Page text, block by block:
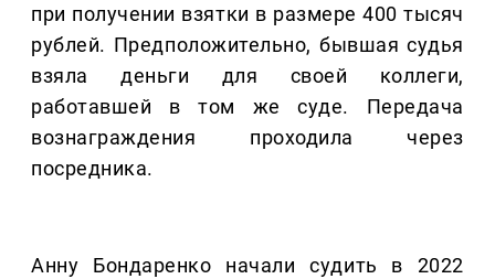
при получении взятки в размере 400 тысяч
рублей. Предположительно, бывшая судья
взяла деньги для своей коллеги,
работавшей в том же суде. Передача
вознаграждения проходила через
посредника.
Анну Бондаренко начали судить в 2022